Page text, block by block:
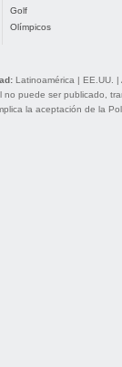
Golf
Olímpicos
Latinoamérica | EE.UU. |
puede ser publicado,
la aceptación de la